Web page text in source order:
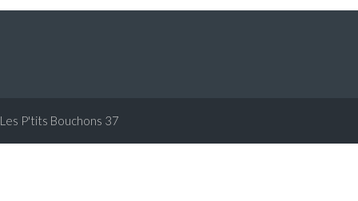
Les P'tits Bouchons 37